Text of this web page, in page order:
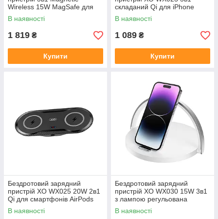
Wireless 15W MagSafe для
iPhone AirPods iWatch
регульована підставка
В наявності
1 819 ₴
Купити
складаний Qi для iPhone
Apple Watch AirPods
компактна станція
В наявності
1 089 ₴
Купити
Бездротовий зарядний
пристрій XO WX025 20W 2в1
Qi для смартфонів AirPods
карбонова текстура швидка
зарядка
В наявності
Бездротовий зарядний
пристрій XO WX030 15W 3в1
з лампою регульована
підставка Qi для iPhone
Watch AirPods
В наявності